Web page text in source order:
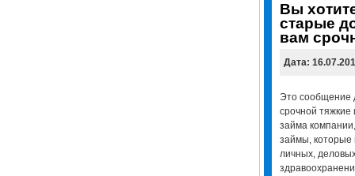
Вы
старые
вам
Дата:
Это сообщение
срочной тяжкие
займа
займы, которые
личных,